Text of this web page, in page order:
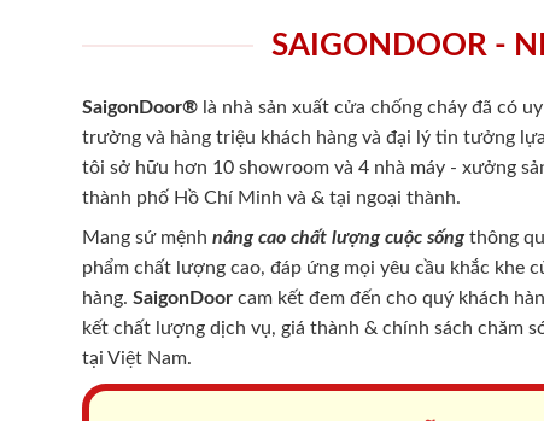
SAIGONDOOR -
SaigonDoor® là nhà sản xuất cửa chống cháy đã có
trường và hàng triệu khách hàng và đại lý tin tưởng
tôi sở hữu hơn 10 showroom và 4 nhà máy - xưởng
thành phố Hồ Chí Minh và & tại ngoại thành.
Mang sứ mệnh nâng cao chất lượng cuộc sốngthông
phẩm chất lượng cao, đáp ứng mọi yêu cầu khắc khe
hàng. SaigonDoor cam kết đem đến cho quý khách
kết chất lượng dịch vụ, giá thành & chính sách chăm
tại Việt Nam.